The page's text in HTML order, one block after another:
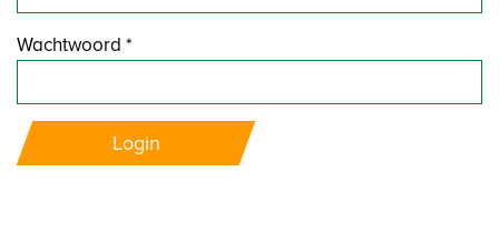
Wachtwoord *
Login